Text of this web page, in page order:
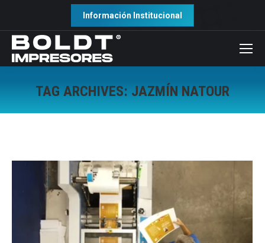
Información Institucional
TAG ARCHIVES: JAZMÍN NATOUR